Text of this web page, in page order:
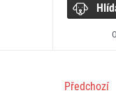
Předchozí